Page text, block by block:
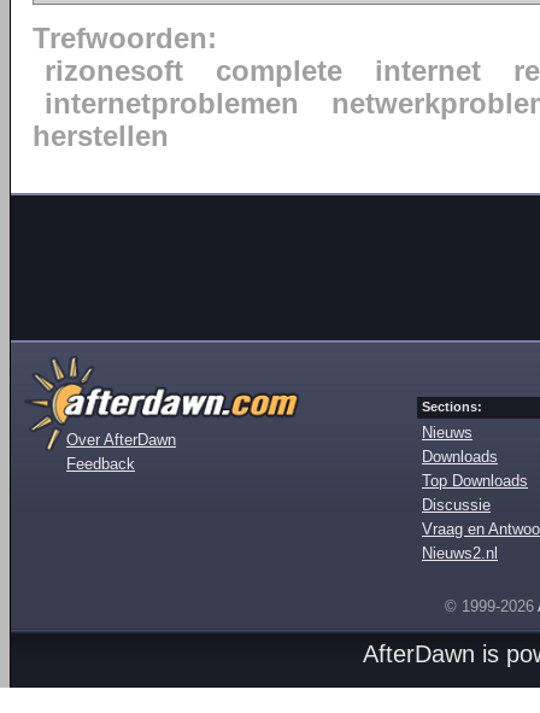
Trefwoorden:
rizonesoft
complete internet
internetproblemen
herstellen
Over AfterDawn
Feedback
Sections:
Nieuws
Downloads
Top Downloads
Discussie
Vraag en
Nieuws2.nl
© 1999-2026
AfterDawn is